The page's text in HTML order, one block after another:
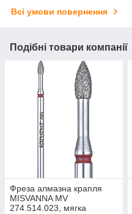
Всі умови повернення
Подібні товари компанії
Фреза алмазна крапля
MISVANNA MV
274.514.023, мягка